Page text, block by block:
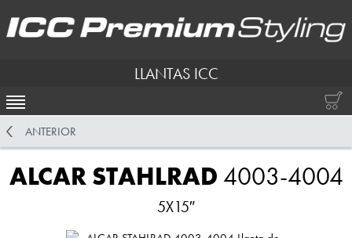
LLANTAS ICC
ACTIVAR NAVEGACIÓN
ANTERIOR
ALCAR STAHLRAD 4003-4004
5X15″